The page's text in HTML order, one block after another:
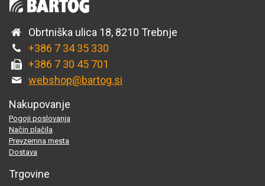
Obrtniška ulica 18, 8210 Trebnje
+386 7 34 35 330
+386 7 30 45 701
webshop@bartog.si
Nakupovanje
Pogoji poslovanja
Način plačila
Prevzemna mesta
Dostava
Trgovine